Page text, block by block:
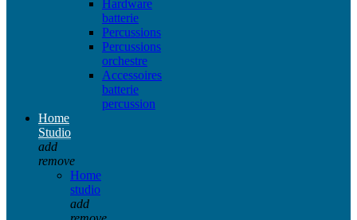
Hardware
batterie
Percussions
Percussions
orchestre
Accessoires
batterie
percussion
Home
Studio
add
remove
Home
studio
add